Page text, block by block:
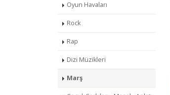
Oyun Havaları
Rock
Rap
Dizi Müzikleri
Marş